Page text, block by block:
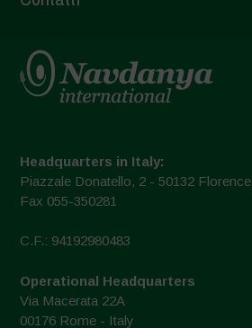
Headquarters in Italy:
Piazzale Donatello, 2 - 50132 Florence
Fax 055-350281
C.F.: 94192980483
Operational Headquarters
Via Macerata 22A
00176 Rome - Italy